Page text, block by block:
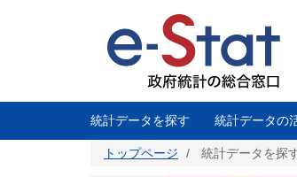
に
統計データを探す 統計データの
トップページ 統計データを探